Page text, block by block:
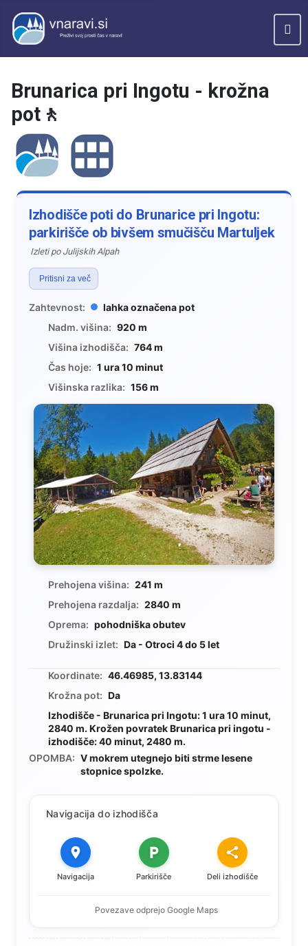
Brunarica pri Ingotu - krožna
pot🚶
Izhodišče poti do Brunarice pri Ingotu:
parkirišče ob bivšem smučišču Martuljek
Izleti po Julijskih Alpah
Pritisni za več
Zahtevnost:
lahka označena pot
Nadm. višina: 920 m
Višina izhodišča: 764 m
Čas hoje: 1 ura 10 minut
Višinska razlika: 156 m
Prehojena višina: 241 m
Prehojena razdalja: 2840 m
Oprema: pohodniška obutev
Družinski izlet: Da - Otroci 4 do 5 let
Koordinate: 46.46985, 13.83144
Krožna pot: Da
Izhodišče - Brunarica pri Ingotu: 1 ura 10 minut,
2840 m. Krožen povratek Brunarica pri ingotu -
izhodišče: 40 minut, 2480 m.
OPOMBA: V mokrem utegnejo biti strme lesene
stopnice spolzke.
Navigacija do izhodišča
Navigacija Parkirišče Deli izhodišče
Povezave odprejo Google Maps